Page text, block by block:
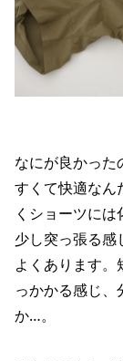
なにが良かった
すくて快適なん
くショーツに
少し突っ張る
よくあります。
っかかる感じ、
か…。